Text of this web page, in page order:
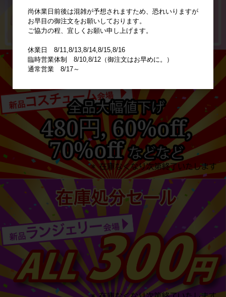
尚休業日前後は混雑が予想されますため、恐れいりますが
お早目の御注文をお願いしております。
ご協力の程、宜しくお願い申し上げます。
休業日 8/11,8/13,8/14,8/15,8/16
臨時営業体制 8/10,8/12（御注文はお早めに。）
通常営業 8/17～